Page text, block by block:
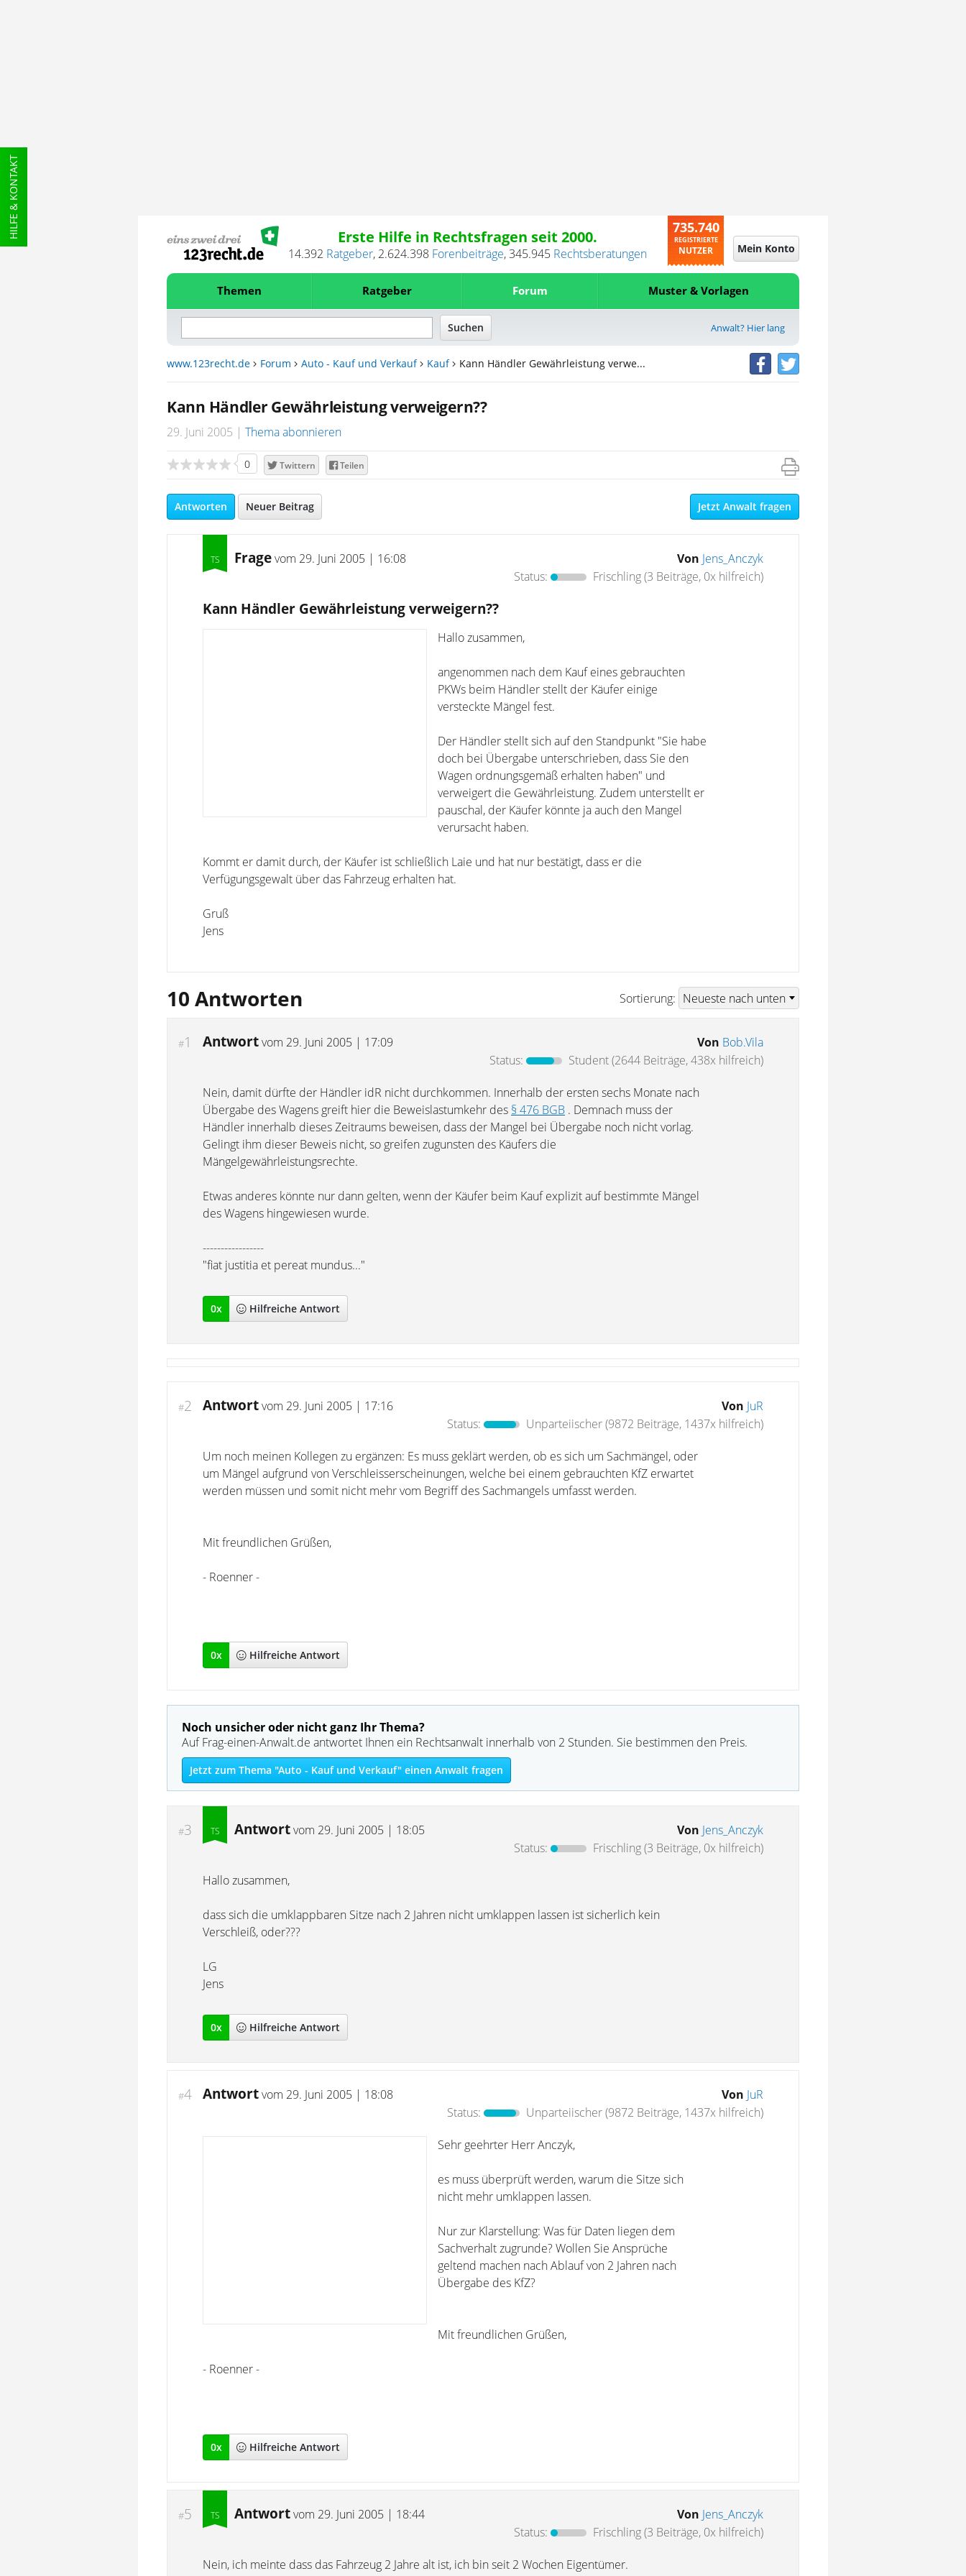
HILFE & KONTAKT Erste Hilfe in Rechtsfragen seit 2000.
14.392 Ratgeber, 2.624.398 Forenbeiträge,345.945 Rechtsberatungen
735.740
REGISTRIERTE
NUTZER Mein Konto
Themen Ratgeber Forum Muster & Vorlagen
Anwalt? Hier lang
www.123recht.de Forum Auto - Kauf und Verkauf Kauf Kann Händler Gewährleistung verwe...
Kann Händler Gewährleistung verweigern??
29. Juni 2005 Thema abonnieren
0 Twittern Teilen
Antworten Neuer Beitrag Jetzt Anwalt fragen
Fragevom 29. Juni 2005 | 16:08 Von Jens_Anczyk
Status:
Frischling(3 Beiträge, 0x hilfreich)
Kann Händler Gewährleistung verweigern??
Hallo zusammen,
angenommen nach dem Kauf eines gebrauchten
PKWs beim Händler stellt der Käufer einige
versteckte Mängel fest.
Der Händler stellt sich auf den Standpunkt "Sie habe
doch bei Übergabe unterschrieben, dass Sie den
Wagen ordnungsgemäß erhalten haben" und
verweigert die Gewährleistung. Zudem unterstellt er
pauschal, der Käufer könnte ja auch den Mangel
verursacht haben.
Kommt er damit durch, der Käufer ist schließlich Laie und hat nur bestätigt, dass er die
Verfügungsgewalt über das Fahrzeug erhalten hat.
Gruß
Jens
10 Antworten Sortierung:
#1 Antwortvom 29. Juni 2005 | 17:09 Von Bob.Vila
Status:
Student(2644 Beiträge, 438x hilfreich)
Nein, damit dürfte der Händler idR nicht durchkommen. Innerhalb der ersten sechs Monate nach
Übergabe des Wagens greift hier die Beweislastumkehr des § 476 BGB . Demnach muss der
Händler innerhalb dieses Zeitraums beweisen, dass der Mangel bei Übergabe noch nicht vorlag.
Gelingt ihm dieser Beweis nicht, so greifen zugunsten des Käufers die
Mängelgewährleistungsrechte.
Etwas anderes könnte nur dann gelten, wenn der Käufer beim Kauf explizit auf bestimmte Mängel
des Wagens hingewiesen wurde.
-----------------
"fiat justitia et pereat mundus..."
0x Hilfreiche Antwort
#2 Antwortvom 29. Juni 2005 | 17:16 Von JuR
Status:
Unparteiischer(9872 Beiträge, 1437x hilfreich)
Um noch meinen Kollegen zu ergänzen: Es muss geklärt werden, ob es sich um Sachmängel, oder
um Mängel aufgrund von Verschleisserscheinungen, welche bei einem gebrauchten KfZ erwartet
werden müssen und somit nicht mehr vom Begriff des Sachmangels umfasst werden.
Mit freundlichen Grüßen,
- Roenner -
0x Hilfreiche Antwort
Noch unsicher oder nicht ganz Ihr Thema?
Auf Frag-einen-Anwalt.de antwortet Ihnen ein Rechtsanwalt innerhalb von 2 Stunden. Sie bestimmen den Preis.
Jetzt zum Thema "Auto - Kauf und Verkauf" einen Anwalt fragen
#3 Antwortvom 29. Juni 2005 | 18:05 Von Jens_Anczyk
Status:
Frischling(3 Beiträge, 0x hilfreich)
Hallo zusammen,
dass sich die umklappbaren Sitze nach 2 Jahren nicht umklappen lassen ist sicherlich kein
Verschleiß, oder???
LG
Jens
0x Hilfreiche Antwort
#4 Antwortvom 29. Juni 2005 | 18:08 Von JuR
Status:
Unparteiischer(9872 Beiträge, 1437x hilfreich)
Sehr geehrter Herr Anczyk,
es muss überprüft werden, warum die Sitze sich
nicht mehr umklappen lassen.
Nur zur Klarstellung: Was für Daten liegen dem
Sachverhalt zugrunde? Wollen Sie Ansprüche
geltend machen nach Ablauf von 2 Jahren nach
Übergabe des KfZ?
Mit freundlichen Grüßen,
- Roenner -
0x Hilfreiche Antwort
#5 Antwortvom 29. Juni 2005 | 18:44 Von Jens_Anczyk
Status:
Frischling(3 Beiträge, 0x hilfreich)
Nein, ich meinte dass das Fahrzeug 2 Jahre alt ist, ich bin seit 2 Wochen Eigentümer.